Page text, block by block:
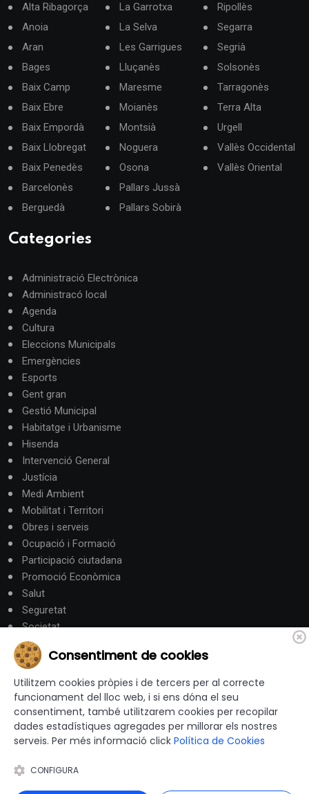
Alta Ribagorça
Anoia
Aran
Bages
Baix Camp
Baix Ebre
Baix Empordà
Baix Llobregat
Baix Penedès
Barcelonès
Berguedà
La Garrotxa
La Selva
Les Garrigues
Lluçanès
Maresme
Moianès
Montsià
Noguera
Osona
Pallars Jussà
Pallars Sobirà
Ripollès
Segarra
Segrià
Solsonès
Tarragonès
Terra Alta
Urgell
Vallès Occidental
Vallès Oriental
Categories
Administració Electrònica
Administracó local
Agenda
Cultura
Eleccions Municipals
Emergències
Esports
Gent gran
Gestió Municipal
Habitatge i Urbanisme
Hisenda
Intervenció General
Justícia
Medi Ambient
Mobilitat i Territori
Obres i serveis
Ocupació i Formació
Participació ciutadana
Promoció Econòmica
Salut
Seguretat
Societat
Turisme
Altres Canals
canalandorra.ad
© 2012-2026 Ajuntaments de Catalunya - Tots els drets
Consentiment de cookies
Utilitzem cookies pròpies i de tercers per al correcte
funcionament del lloc web, i si ens dóna el seu
consentiment, també utilitzarem cookies per recopilar
dades estadístiques agregades per millorar els nostres
serveis. Per més informació click Política de Cookies
CONFIGURA